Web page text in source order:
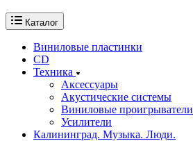
Каталог
Виниловые пластинки
CD
Техника
Аксессуары
Акустические системы
Виниловые проигрыватели
Усилители
Калининград. Музыка. Люди.